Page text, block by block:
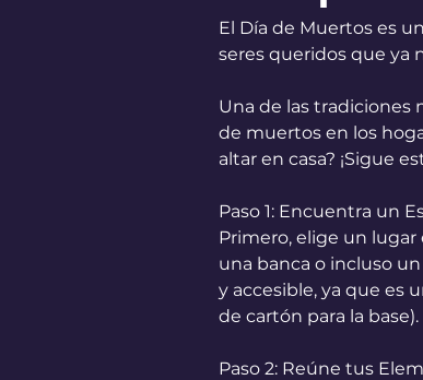
El Día de Muertos es
seres queridos que ya
Una de las tradiciones
de muertos en los
altar en casa? ¡Sigue
Paso 1: Encuentra un
Primero, elige un lugar
una banca o incluso
y accesible, ya que es
de cartón para la base).
Paso 2: Reúne tus